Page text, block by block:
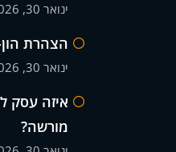
ינואר 30, 2026
הצהרת
ינואר 30, 2026
איזה עסק
מורשה?